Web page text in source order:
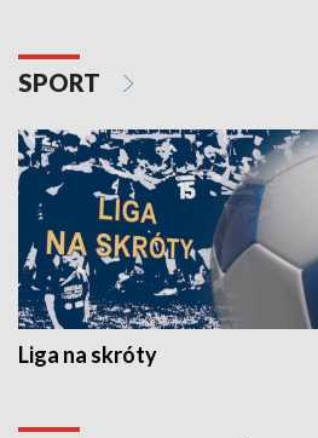
SPORT
Liga na skróty